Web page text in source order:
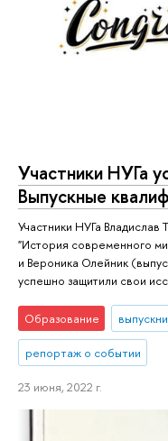
Участники НУГа
Выпускные
Участники НУГа Владислав
"История современного
и Вероника Олейник
успешно защитили свои
Образование
репортаж о событии
23 июня, 2022 г.